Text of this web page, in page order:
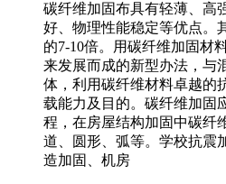
碳纤维加固布具有轻薄、高
好、物理性能稳定等优点。
的7-10倍。用碳纤维加固材
来发展而成的新型办法，与
体，利用碳纤维材料卓越的
载能力及目的。碳纤维加固
程，在房屋结构加固中碳纤
道、圆形、弧等。学校抗震
造加固、机房